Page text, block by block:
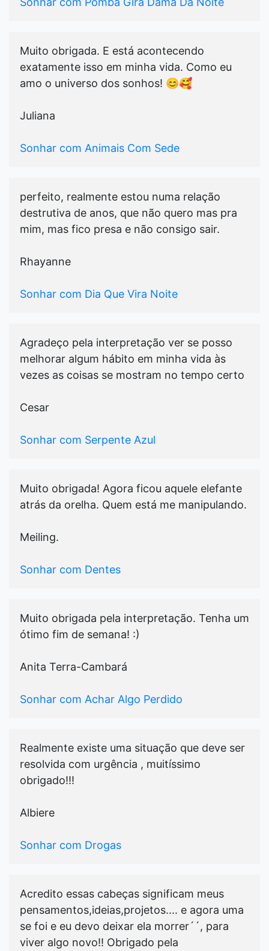
Muito obrigada. E está acontecendo
exatamente isso em minha vida. Como eu
amo o universo dos sonhos! 😊🥰
Juliana
Sonhar com Animais Com Sede
perfeito, realmente estou numa relação
destrutiva de anos, que não quero mas pra
mim, mas fico presa e não consigo sair.
Rhayanne
Sonhar com Dia Que Vira Noite
Agradeço pela interpretação ver se posso
melhorar algum hábito em minha vida às
vezes as coisas se mostram no tempo certo
Cesar
Sonhar com Serpente Azul
Muito obrigada! Agora ficou aquele elefante
atrás da orelha. Quem está me manipulando.
Meiling.
Sonhar com Dentes
Muito obrigada pela interpretação. Tenha um
ótimo fim de semana! :)
Anita Terra-Cambará
Sonhar com Achar Algo Perdido
Realmente existe uma situação que deve ser
resolvida com urgência , muitíssimo
obrigado!!!
Albiere
Sonhar com Drogas
Acredito essas cabeças significam meus
pensamentos,ideias,projetos.... e agora uma
se foi e eu devo deixar ela morrer´´, para
viver algo novo!! Obrigado pela